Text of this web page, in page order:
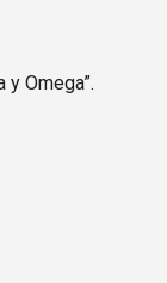
y Omega”.